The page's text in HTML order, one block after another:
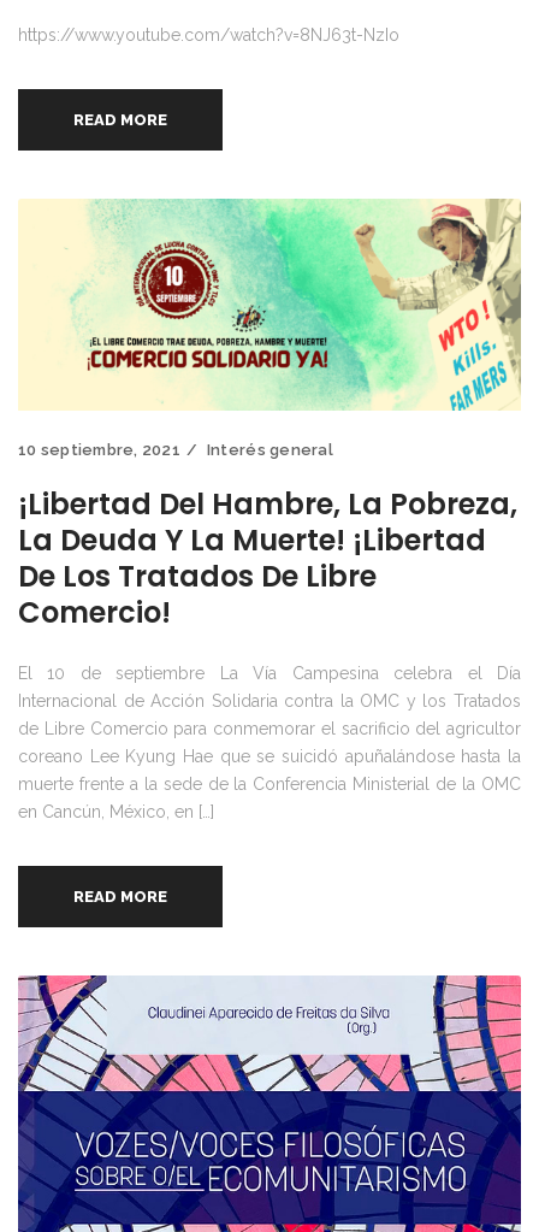
https://www.youtube.com/watch?v=8NJ63t-NzIo
READ MORE
10 septiembre, 2021 Interés general
¡Libertad Del Hambre, La Pobreza,
La Deuda Y La Muerte! ¡Libertad
De Los Tratados De Libre
Comercio!
El 10 de septiembre La Vía Campesina celebra el Día
Internacional de Acción Solidaria contra la OMC y los Tratados
de Libre Comercio para conmemorar el sacrificio del agricultor
coreano Lee Kyung Hae que se suicidó apuñalándose hasta la
muerte frente a la sede de la Conferencia Ministerial de la OMC
en Cancún, México, en […]
READ MORE